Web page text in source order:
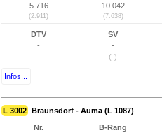
5.716
(2.911)
10.042
(7.638)
DTV
-
SV
-
(-)
Infos...
L 3002 Braunsdorf - Auma (L 1087)
Nr.
B-Rang